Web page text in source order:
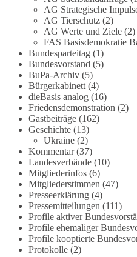
Fundament unseres
dieser grundsätzlichen Frage
Teilnehmer des Politischen
AG Strategische Impulse am 19.
Referent Frank Bothmann stellte
dass die derzeit in Teilen der
diskutierten „Grundrechte der
klassischen Naturschutz
grundlegende Fragen zum
Rechtsstaat und zur Demokratie
👉 Hier weiterlesen:https://
partei.de/2026/07/grundrechte-
angriff-auf-das-grundgesetz/
🟩🟩🟦🟦🟥🟥🟧🟧
Es ging weniger um fertige
Debatte darüber, wie Freiheit,
Naturschutz und Grundrechte in
AG Strategische
AG Tierschutz(2)
AG Werte und Ziele(2)
FAS Basisdemokratie
Bundesparteitag(1)
Bundesvorstand (5)
BuPa-Archiv(5)
Bürgerkabinett(4)
dieBasis analog(16)
Friedensdemonstration (2)
Gastbeiträge(162)
Geschichte(13)
Ukraine(2)
Kommentar(37)
Landesverbände(10)
Mitgliederinfos(6)
Mitgliederstimmen (47)
Presseerklärung(4)
Pressemitteilungen (111)
Profile aktiver
Profile ehemaliger
Profile kooptierte
Protokolle(2)